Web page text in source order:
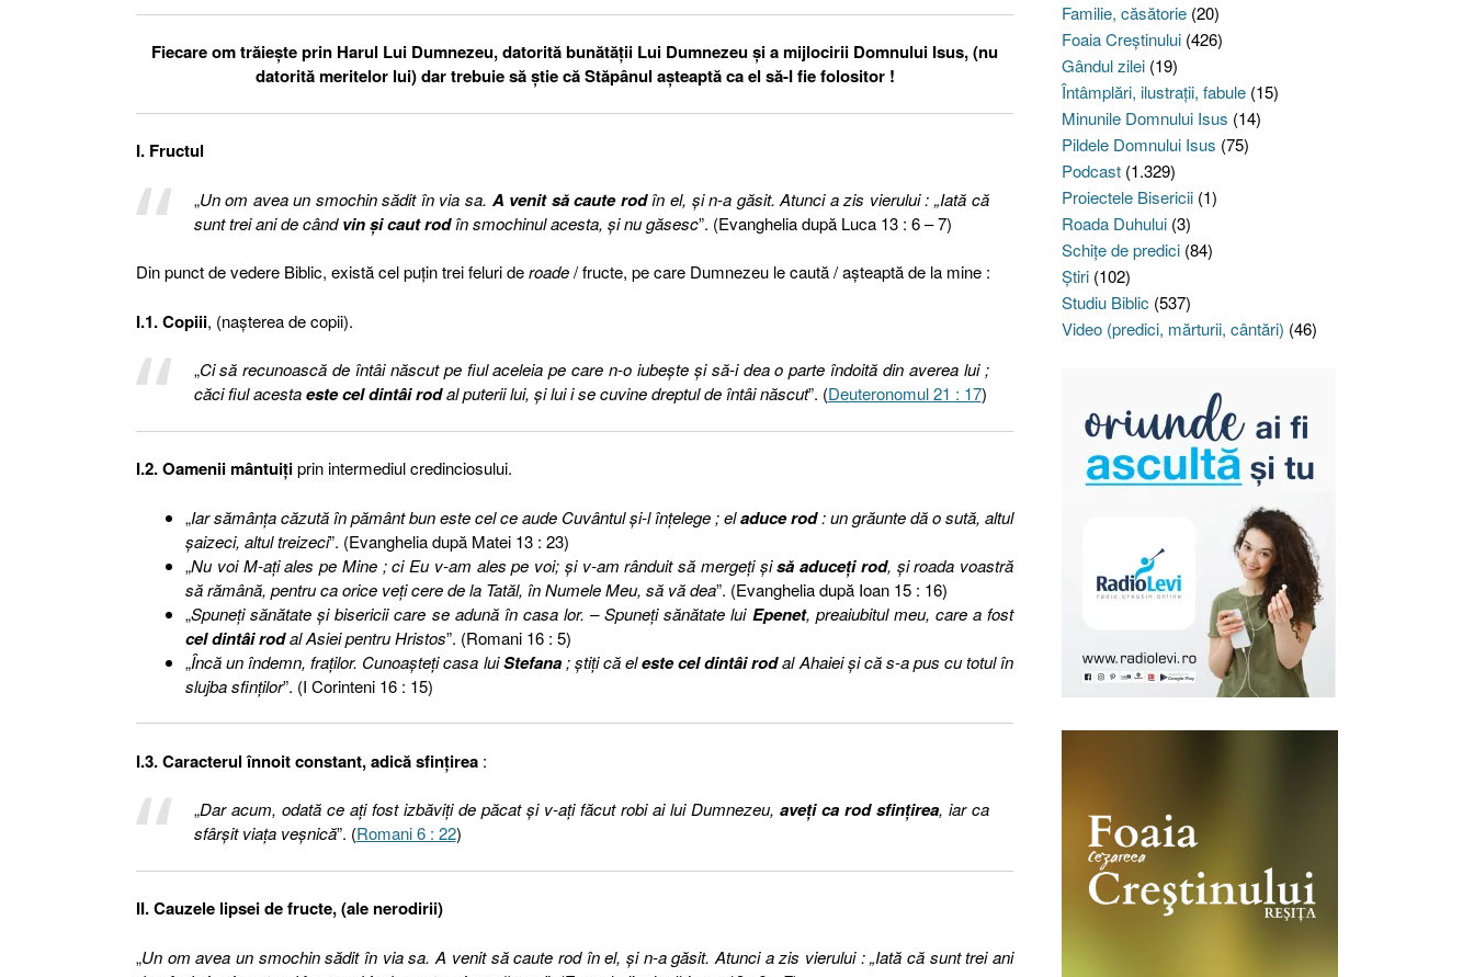
Fiecare om trăieşte prin Harul Lui Dumnezeu, datorită bunătăţii Lui Dumnezeu şi a mijlocirii Domnului Isus, (nu
datorită meritelor lui) dar trebuie să ştie că Stăpânul aşteaptă ca el să-I fie folositor !
I. Fructul
„Un om avea un smochin sădit în via sa. A venit să caute rodîn el, şi n-a găsit. Atunci a zis vierului : „Iată că
sunt trei ani de cândvin şi caut rodîn smochinul acesta, şi nu găsesc”. (Evanghelia după Luca 13 : 6 – 7)
Din punct de vedere Biblic, există cel puţin trei feluri deroade/ fructe, pe care Dumnezeu le caută / aşteaptă de la mine :
I.1. Copiii, (naşterea de copii).
„Ci să recunoască de întâi născut pe fiul aceleia pe care n-o iubeşte şi să-i dea o parte îndoită din averea lui ;
căci fiul acestaeste cel dintâi rodal puterii lui, şi lui i se cuvine dreptul de întâi născut”. (Deuteronomul 21 : 17)
I.2. Oamenii mântuiţiprin intermediul credinciosului.
„Iar sămânţa căzută în pământ bun este cel ce aude Cuvântul şi-l înţelege ; eladuce rod: un grăunte dă o sută, altul
şaizeci, altul treizeci”. (Evanghelia după Matei 13 : 23)
„Nu voi M-aţi ales pe Mine ; ci Eu v-am ales pe voi; şi v-am rânduit să mergeţi şisă aduceţi rod, şi roada voastră
să rămână, pentru ca orice veţi cere de la Tatăl, în Numele Meu, să vă dea”. (Evanghelia după Ioan 15 : 16)
„Spuneţi sănătate şi bisericii care se adună în casa lor. – Spuneţi sănătate lui Epenet, preaiubitul meu, care a fost
cel dintâi rodal Asiei pentru Hristos”. (Romani 16 : 5)
„Încă un îndemn, fraţilor. Cunoaşteţi casa luiStefana; ştiţi că eleste cel dintâi rodal Ahaiei şi că s-a pus cu totul în
slujba sfinţilor”. (I Corinteni 16 : 15)
I.3. Caracterul înnoit constant, adică sfinţirea :
„Dar acum, odată ce aţi fost izbăviţi de păcat şi v-aţi făcut robi ai lui Dumnezeu, aveţi ca rod sfinţirea, iar ca
sfârşit viaţa veşnică”. (Romani 6 : 22)
II. Cauzele lipsei de fructe, (ale nerodirii)
„Un om avea un smochin sădit în via sa. A venit să caute rod în el, şi n-a găsit. Atunci a zis vierului : „Iată că sunt trei ani
Familie, căsătorie(20)
Foaia Creştinului(426)
Gândul zilei(19)
Întâmplări, ilustraţii, fabule(15)
Minunile Domnului Isus (14)
Pildele Domnului Isus (75)
Podcast(1.329)
Proiectele Bisericii(1)
Roada Duhului(3)
Schiţe de predici(84)
Ştiri(102)
Studiu Biblic (537)
Video (predici, mărturii, cântări) (46)